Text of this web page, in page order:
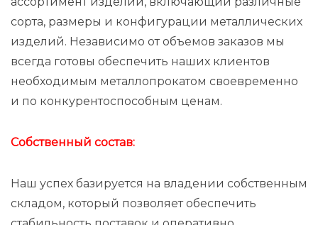
сорта, размеры и конфигурации металлических
изделий. Независимо от объемов заказов мы
всегда готовы обеспечить наших клиентов
необходимым металлопрокатом своевременно
и по конкурентоспособным ценам.
Собственный состав:
Наш успех базируется на владении собственным
складом, который позволяет обеспечить